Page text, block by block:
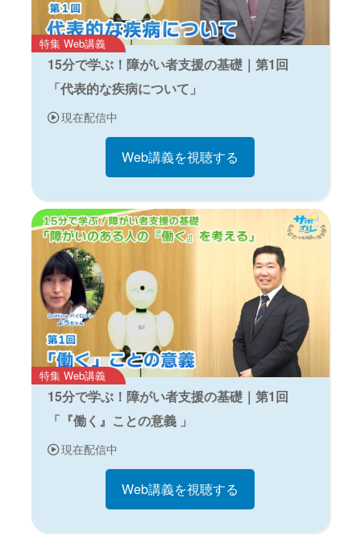
特集 Web講義
15分で学ぶ！障がい者支援の基礎｜第1回
「代表的な疾病について」
現在配信中
Web講義を視聴する
特集 Web講義
15分で学ぶ！障がい者支援の基礎｜第1回
「『働く』ことの意義 」
現在配信中
Web講義を視聴する